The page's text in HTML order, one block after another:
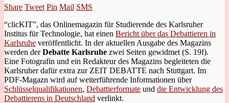
Share Tweet Pin Mail SMS
“clicKIT”, das Onlinemagazin für Studierende des Karlsruher
Institus für Technologie, hat einen Bericht über das Debattieren in
Karlsruhe veröffentlicht. In der aktuellen Ausgabe des Magazins
werden derDebatte Karlsruhe zwei Seiten gewidmet (S. 19f).
Eine Fotografin und ein Redakteur des Magazins begleiteten die
Karlsruher dafür extra zur ZEIT DEBATTE nach Stuttgart. Im
PDF-Magazn wird auf weiterführende Informationen über
Schlüsselqualifikationen, Debattierformate und die Entwicklung des
Debattierens in Deutschland verlinkt.